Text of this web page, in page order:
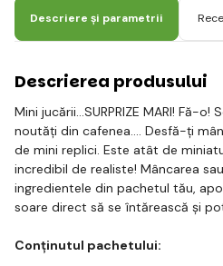
Descriere și parametrii
Descrierea produsului
Mini jucării...SURPRIZE MARI! Fă-
noutăți din cafenea…. Desfă-ți
de mini replici. Este atât de
incredibil de realiste! Mâncarea
ingredientele din pachetul tău,
soare direct să se întărească și
Conținutul pachetului: